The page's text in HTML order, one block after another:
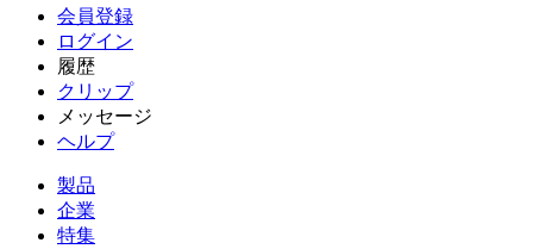
会員登録
ログイン
履歴
クリップ
メッセージ
ヘルプ
製品
企業
特集